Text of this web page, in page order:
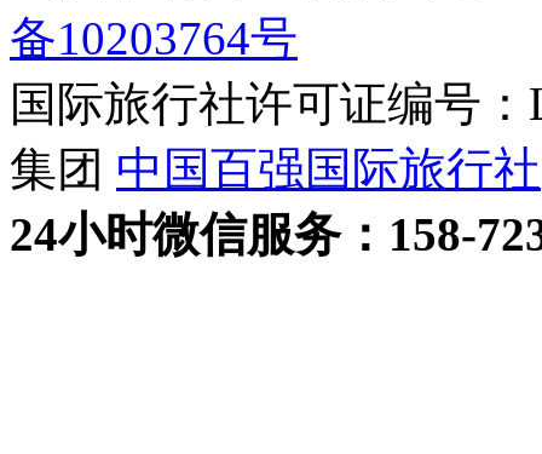
备10203764号
国际旅行社许可证编号
集团 中国百强国际旅行社
24小时微信服务：158-